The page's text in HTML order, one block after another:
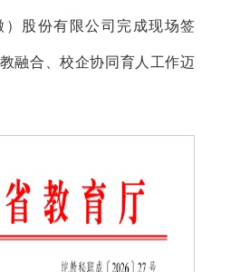
）股份有限公司完成现场签
融合、校企协同育人工作迈